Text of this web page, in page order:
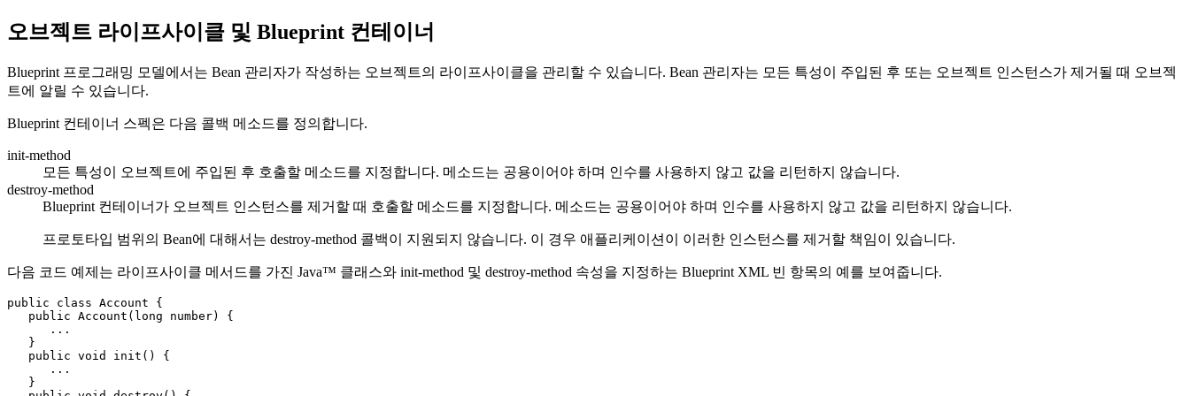
오브젝트 라이프사이클 및 Blueprint 컨테이너
Blueprint 프로그래밍 모델에서는 Bean 관리자가 작성하는 오브젝트의 라이프사이클을 관리할 수 있습니다. Bean 관리자는 모든 특성이 주입된 후 또는 오브젝트 인스턴스가 제거될 때 오브젝
트에 알릴 수 있습니다.
Blueprint 컨테이너 스펙은 다음 콜백 메소드를 정의합니다.
init-method
모든 특성이 오브젝트에 주입된 후 호출할 메소드를 지정합니다. 메소드는 공용이어야 하며 인수를 사용하지 않고 값을 리턴하지 않습니다.
destroy-method
Blueprint 컨테이너가 오브젝트 인스턴스를 제거할 때 호출할 메소드를 지정합니다. 메소드는 공용이어야 하며 인수를 사용하지 않고 값을 리턴하지 않습니다.
프로토타입 범위의 Bean에 대해서는 destroy-method 콜백이 지원되지 않습니다. 이 경우 애플리케이션이 이러한 인스턴스를 제거할 책임이 있습니다.
다음 코드 예제는 라이프사이클 메서드를 가진 Java™ 클래스와 init-method 및 destroy-method 속성을 지정하는 Blueprint XML 빈 항목의 예를 보여줍니다.
public class Account {
   public Account(long number) {
      ...
   }
   public void init() {
      ...
   }